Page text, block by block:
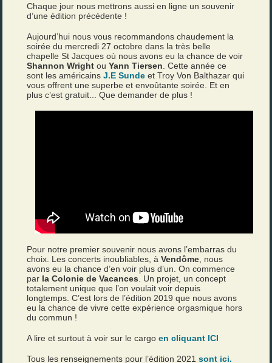
Chaque jour nous mettrons aussi en ligne un souvenir
d’une édition précédente !
Aujourd’hui nous vous recommandons chaudement la
soirée du mercredi 27 octobre dans la très belle
chapelle St Jacques où nous avons eu la chance de voir
Shannon Wright ouYann Tiersen . Cette année ce
sont les américainsJ.E Sunde et Troy Von Balthazar qui
vous offrent une superbe et envoûtante soirée. Et en
plus c’est gratuit... Que demander de plus !
Pour notre premier souvenir nous avons l’embarras du
choix. Les concerts inoubliables, àVendôme , nous
avons eu la chance d’en voir plus d’un. On commence
par la Colonie de Vacances . Un projet, un concept
totalement unique que l’on voulait voir depuis
longtemps. C’est lors de l’édition 2019 que nous avons
eu la chance de vivre cette expérience orgasmique hors
du commun !
A lire et surtout à voir sur le cargoen cliquant ICI
Tous les renseignements pour l’édition 2021sont ici.